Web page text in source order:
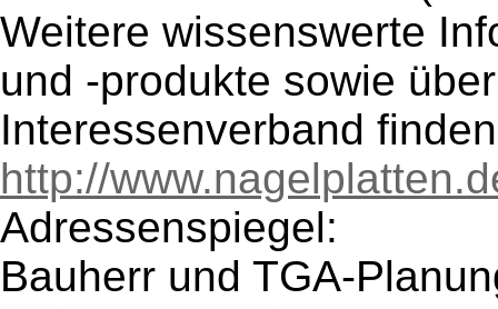
Weitere wissenswerte
und -produkte sowie
Interessenverband
http://
Adressenspiegel:
Bauherr und TGA-